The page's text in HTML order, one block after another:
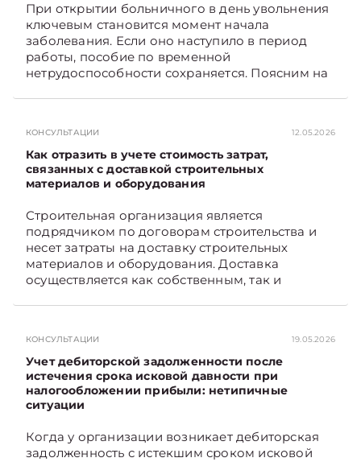
экономике Беларуси — раньше, чем в новостях
TelegramViber
При открытии больничного в день увольнения
ключевым становится момент начала
заболевания. Если оно наступило в период
работы, пособие по временной
нетрудоспособности сохраняется. Поясним на
КОНСУЛЬТАЦИИ 12.05.2026
Как отразить в учете стоимость затрат,
связанных с доставкой строительных
материалов и оборудования
Строительная организация является
подрядчиком по договорам строительства и
несет затраты на доставку строительных
материалов и оборудования. Доставка
осуществляется как собственным, так и
Viber, чтобы не пропускать новые статьи
TelegramViber
КОНСУЛЬТАЦИИ 19.05.2026
Учет дебиторской задолженности после
истечения срока исковой давности при
налогообложении прибыли: нетипичные
ситуации
Когда у организации возникает дебиторская
задолженность с истекшим сроком исковой